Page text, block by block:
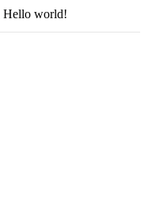
Hello world!